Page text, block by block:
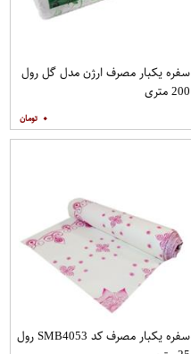
سفره یکبار مصرف ارژن مدل گل رول
200 متری
۰
سفره یکبار مصرف کد SMB4053 رول